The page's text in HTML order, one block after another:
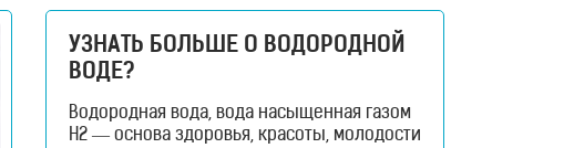
УЗНАТЬ БОЛЬШЕ О ВОДОРОДНОЙ
ВОДЕ?
Водородная вода, вода насыщенная газом
H2 — основа здоровья, красоты, молодости